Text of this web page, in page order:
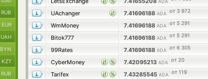
ADA
UAchanger
7.41696188 ADA от 3 972
WmMoney
7.41696188 ADA от 5 291
Bitok777
7.41696188 ADA от 5 291
99Rates
7.41696188 ADA от 6 305
CyberMoney
7.42095213 ADA от 20
Tarifex
7.43285545 ADA от 119
RUB
EUR
UAH
BYN
KZT
RUB